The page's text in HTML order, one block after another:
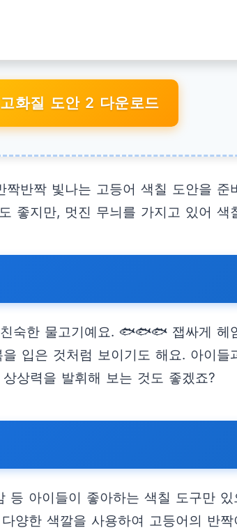
화질 도안 2 다운로드
반짝 빛나는 고등어 색칠 도안을
좋지만, 멋진 무늬를 가지고 있어 색
숙한 물고기예요. 🐟🐟🐟 잽싸게 헤
입은 것처럼 보이기도 해요. 아이
상력을 발휘해 보는 것도 좋겠죠?
아이들이 좋아하는 색칠 도구만
양한 색깔을 사용하여 고등어의 반